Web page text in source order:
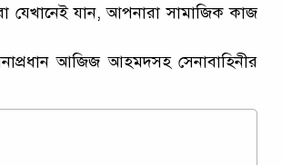
যেখানেই যান, আপনারা সামাজিক কাজ
আজিজ আহমদসহ সেনাবাহিনীর